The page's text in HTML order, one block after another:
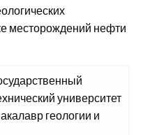
месторождений нефти
университет
геологии и